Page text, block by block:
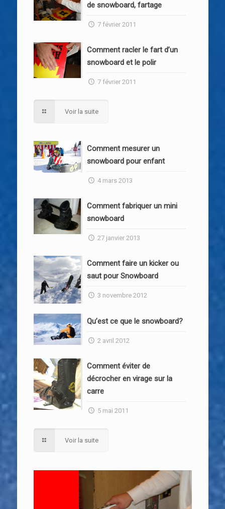
de snowboard, fartage
7 février 2011
Comment racler le fart d’un
snowboard et le polir
7 février 2011
Voir la suite
Comment mesurer un
snowboard pour enfant
4 mars 2013
Comment fabriquer un mini
snowboard
27 janvier 2013
Comment faire un kicker ou
saut pour Snowboard
3 novembre 2012
Qu’est ce que le snowboard?
2 avril 2012
Comment éviter de
décrocher en virage sur la
carre
5 mai 2011
Voir la suite